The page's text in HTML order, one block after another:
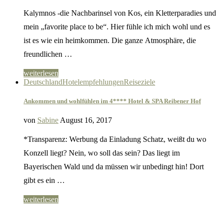
Kalymnos -die Nachbarinsel von Kos, ein Kletterparadies und
mein „favorite place to be“. Hier fühle ich mich wohl und es
ist es wie ein heimkommen. Die ganze Atmosphäre, die
freundlichen …
weiterlesen
DeutschlandHotelempfehlungenReiseziele
Ankommen und wohlfühlen im 4**** Hotel & SPA Reibener Hof
von Sabine August 16, 2017
*Transparenz: Werbung da Einladung Schatz, weißt du wo
Konzell liegt? Nein, wo soll das sein? Das liegt im
Bayerischen Wald und da müssen wir unbedingt hin! Dort
gibt es ein …
weiterlesen